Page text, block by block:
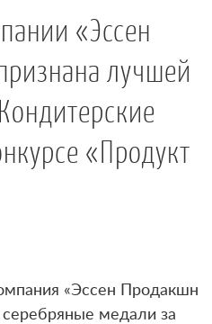
«Эссен
лучшей
«Продукт
«Эссен Продакшн
медали за